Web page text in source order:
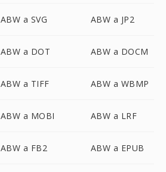
ABW a SVG ABW a JP2
ABW a DOT ABW a DOCM
ABW a TIFF ABW a WBMP
ABW a MOBI ABW a LRF
ABW a FB2 ABW a EPUB